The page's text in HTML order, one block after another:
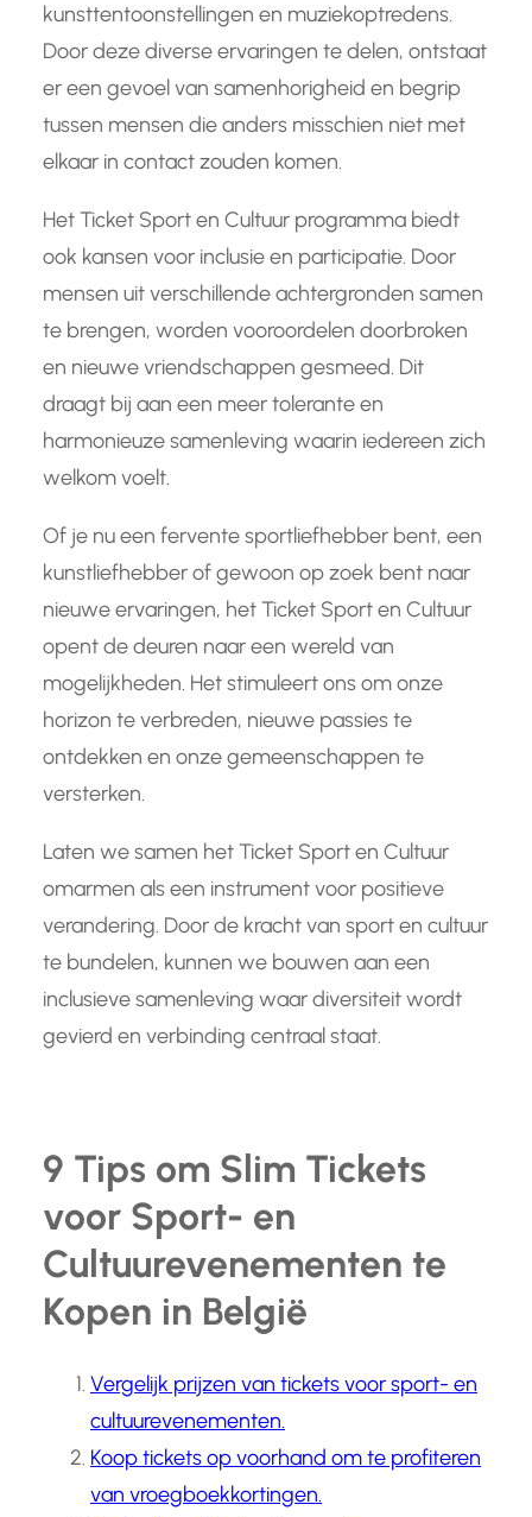
kunsttentoonstellingen en muziekoptredens.
Door deze diverse ervaringen te delen, ontstaat
er een gevoel van samenhorigheid en begrip
tussen mensen die anders misschien niet met
elkaar in contact zouden komen.
Het Ticket Sport en Cultuur programma biedt
ook kansen voor inclusie en participatie. Door
mensen uit verschillende achtergronden samen
te brengen, worden vooroordelen doorbroken
en nieuwe vriendschappen gesmeed. Dit
draagt bij aan een meer tolerante en
harmonieuze samenleving waarin iedereen zich
welkom voelt.
Of je nu een fervente sportliefhebber bent, een
kunstliefhebber of gewoon op zoek bent naar
nieuwe ervaringen, het Ticket Sport en Cultuur
opent de deuren naar een wereld van
mogelijkheden. Het stimuleert ons om onze
horizon te verbreden, nieuwe passies te
ontdekken en onze gemeenschappen te
versterken.
Laten we samen het Ticket Sport en Cultuur
omarmen als een instrument voor positieve
verandering. Door de kracht van sport en cultuur
te bundelen, kunnen we bouwen aan een
inclusieve samenleving waar diversiteit wordt
gevierd en verbinding centraal staat.
9 Tips om Slim Tickets
voor Sport- en
Cultuurevenementen te
Kopen in België
Vergelijk prijzen van tickets voor sport- en
cultuurevenementen.
Koop tickets op voorhand om te profiteren
van vroegboekkortingen.